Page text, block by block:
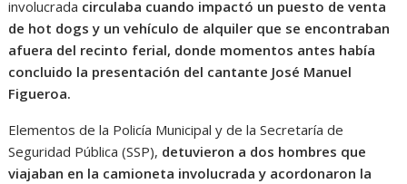
involucrada circulaba cuando impactó un puesto de venta
de hot dogs y un vehículo de alquiler que se encontraban
afuera del recinto ferial, donde momentos antes había
concluido la presentación del cantante José Manuel
Figueroa.
Elementos de la Policía Municipal y de la Secretaría de
Seguridad Pública (SSP), detuvieron a dos hombres que
viajaban en la camioneta involucrada y acordonaron la